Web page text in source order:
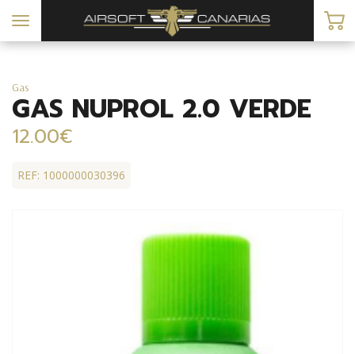
Toggle
navigation
Gas
GAS NUPROL 2.0 VERDE
12.00€
REF: 1000000030396